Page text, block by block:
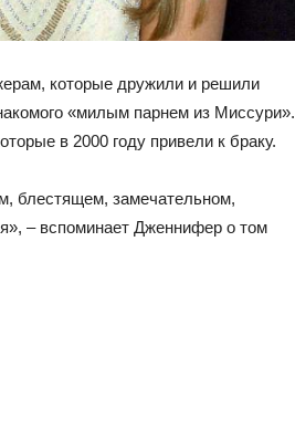
которые дружили и решили
«милым парнем из Миссури».
в 2000 году привели к браку.
блестящем, замечательном,
– вспоминает Дженнифер о том